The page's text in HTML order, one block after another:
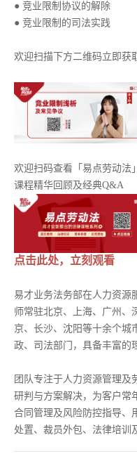
● 竞业限制协议的解除
● 竞业限制的司法实践
欢迎扫描下方二维码立即获
欢迎扫码查看「易点劳动法」
课程精华回顾及经典Q&A
点击此处，立刻观看
易才业务法务部在人力资源
师常驻北京、上海、广州、
京、长沙、沈阳等十余个城
政、司法部门，具备丰富的
团队专注于人力资源管理及
研判与方案解决，为客户常
合同管理及风险防控指导、
处置、裁员外包、法律培训